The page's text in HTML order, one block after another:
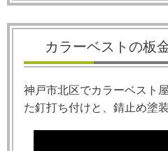
カラーベストの板
神戸市北区でカラーベスト
た釘打ち付けと、錆止め塗